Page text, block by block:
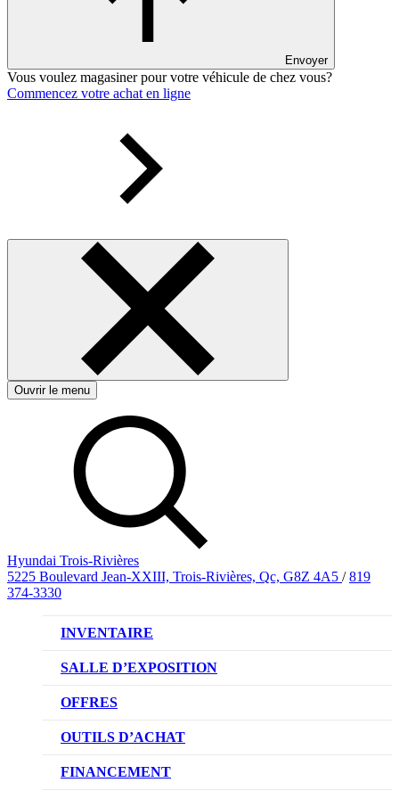
Envoyer
Vous voulez magasiner pour votre véhicule de chez vous?
Commencez votre achat en ligne
Ouvrir le menu
Hyundai Trois-Rivières
5225 Boulevard Jean-XXIII, Trois-Rivières, Qc, G8Z 4A5 / 819
374-3330
INVENTAIRE
VÉHICULES NEUFS
VÉHICULES D’OCCASION
SALLE D’EXPOSITION
OFFRES
OFFRE DE VÉHICULES NEUFS
OFFRES DU CONCESSIONNAIRE
OUTILS D’ACHAT
CL!QUEZ ET ACHETEZ HYUNDAI
FINANCEMENT